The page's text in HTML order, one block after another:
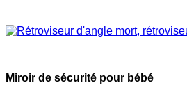
Miroir de sécurité pour bébé